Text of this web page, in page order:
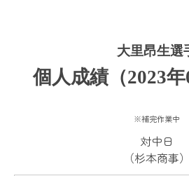
大里昂生選
個人成績（2023年
※補完作業中
対中日
（杉本商事）